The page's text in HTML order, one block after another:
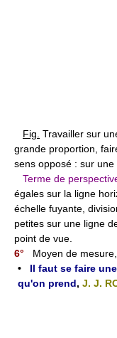
Fig. Travailler sur
grande proportion,
sens opposé : sur une
Terme de
égales sur la ligne
échelle fuyante,
petites sur une ligne
point de vue.
6° Moyen de mesure,
• Il faut se faire
qu'on prend, J. J.